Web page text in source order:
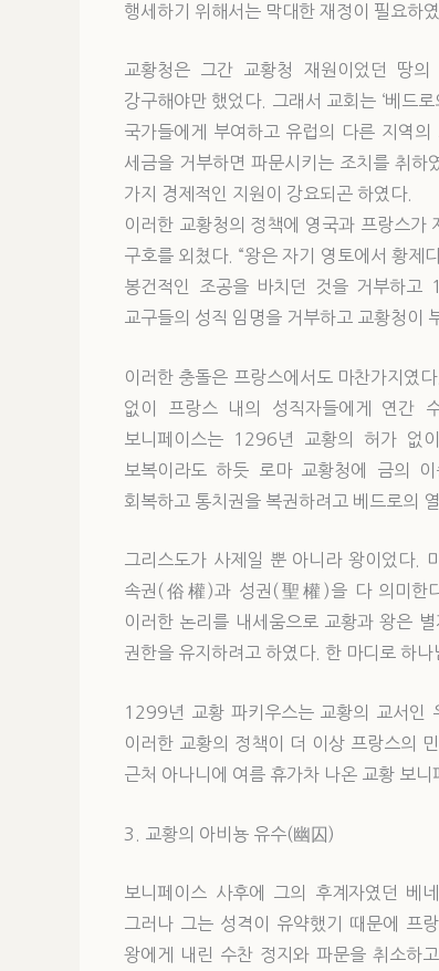
행세하기 위해서는 막대한 재정이 필요하
교황청은 그간 교황청 재원이었던 땅
강구해야만 했었다. 그래서 교회는 ‘베드
국가들에게 부여하고 유럽의 다른 지역
세금을 거부하면 파문시키는 조치를 취하
가지 경제적인 지원이 강요되곤 하였다.
이러한 교황청의 정책에 영국과 프랑스가
구호를 외쳤다. “왕은 자기 영토에서 황제
봉건적인 조공을 바치던 것을 거부하
교구들의 성직 임명을 거부하고 교황청이
이러한 충돌은 프랑스에서도 마찬가지
없이 프랑스 내의 성직자들에게 연간
보니페이스는 1296년 교황의 허가 없
보복이라도 하듯 로마 교황청에 금의
회복하고 통치권을 복권하려고 베드로의
그리스도가 사제일 뿐 아니라 왕이었다.
속권(俗權)과 성권(聖權)을 다 의미한
이러한 논리를 내세움으로 교황과 왕은
권한을 유지하려고 하였다. 한 마디로 하
1299년 교황 파키우스는 교황의 교서인
이러한 교황의 정책이 더 이상 프랑스의
근처 아나니에 여름 휴가차 나온 교황 보
3. 교황의 아비뇽 유수(幽囚)
보니페이스 사후에 그의 후계자였던 베
그러나 그는 성격이 유약했기 때문에 프
왕에게 내린 수찬 정지와 파문을 취소하